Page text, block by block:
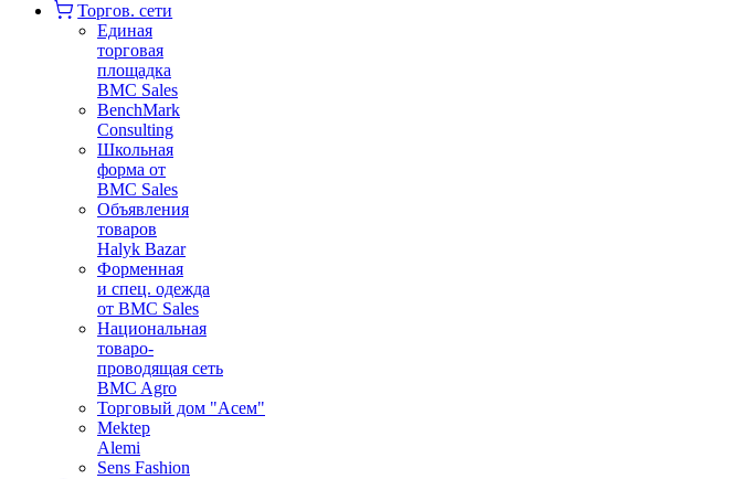
Торгов. сети
Единая
торговая
площадка
BMC Sales
BenchMark
Consulting
Школьная
форма от
BMC Sales
Объявления
товаров
Halyk Bazar
Форменная
и спец. одежда
от BMC Sales
Национальная
товаро-
проводящая сеть
BMC Agro
Торговый дом "Асем"
Mektep
Alemi
Sens Fashion